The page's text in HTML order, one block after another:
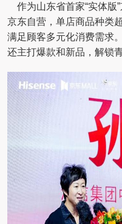
作为山东省首家“实体版
京东自营，单店商品种类
满足顾客多元化消费需求
还主打爆款和新品，解锁